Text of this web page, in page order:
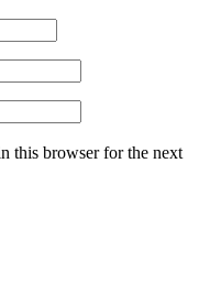
this browser for the next